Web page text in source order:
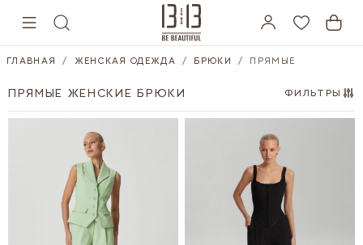
ГЛАВНАЯ / ЖЕНСКАЯ ОДЕЖДА / БРЮКИ / ПРЯМЫЕ
ПРЯМЫЕ ЖЕНСКИЕ БРЮКИ ФИЛЬТРЫ